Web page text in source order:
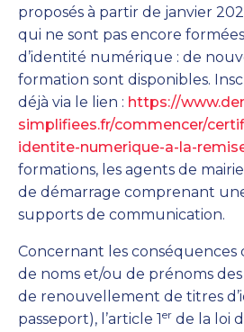
proposés à partir de janvier
qui ne sont pas encore
d’identité numérique : de
formation sont disponibles.
déjà via le lien : https://
simplifiees.fr/commencer/
identite-numerique-a-la-
formations, les agents de
de démarrage comprenant
supports de communication.
Concernant les conséquences
de noms et/ou de prénoms
de renouvellement de titres
passeport), l’article 1 er de la loi